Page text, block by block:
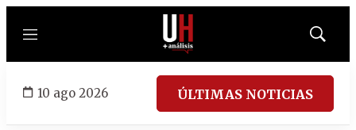
Menú
Mostrar
10 ago 2026 ÚLTIMAS NOTICIAS